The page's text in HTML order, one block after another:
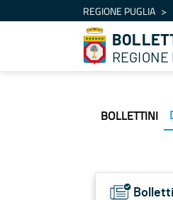
Salta al contenutoREGIONE PUGLIA
BOLLETTINI